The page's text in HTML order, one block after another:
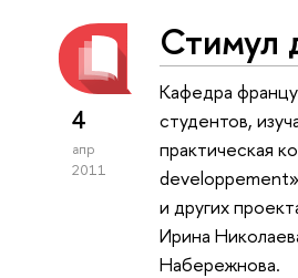
4
апр
2011
Стимул
Кафедра
студентов,
практическая
и других
Ирина
Набережнова.